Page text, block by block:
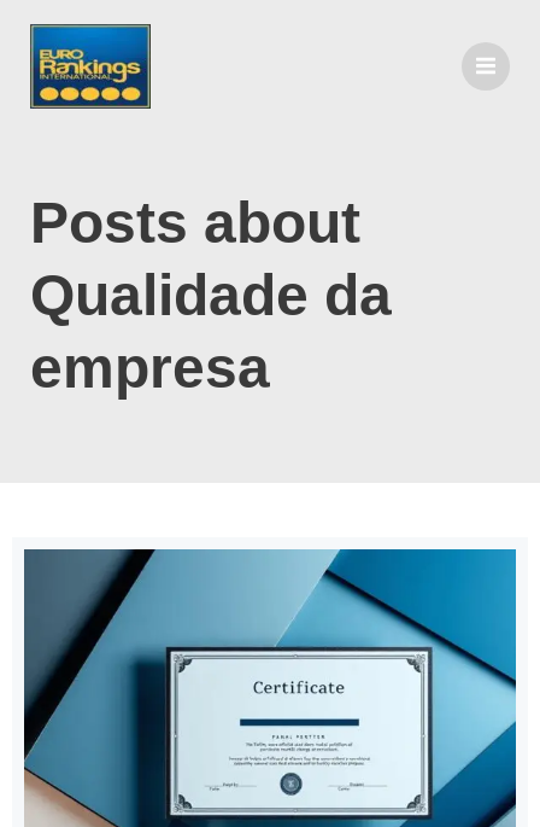
Posts about
Qualidade da
empresa